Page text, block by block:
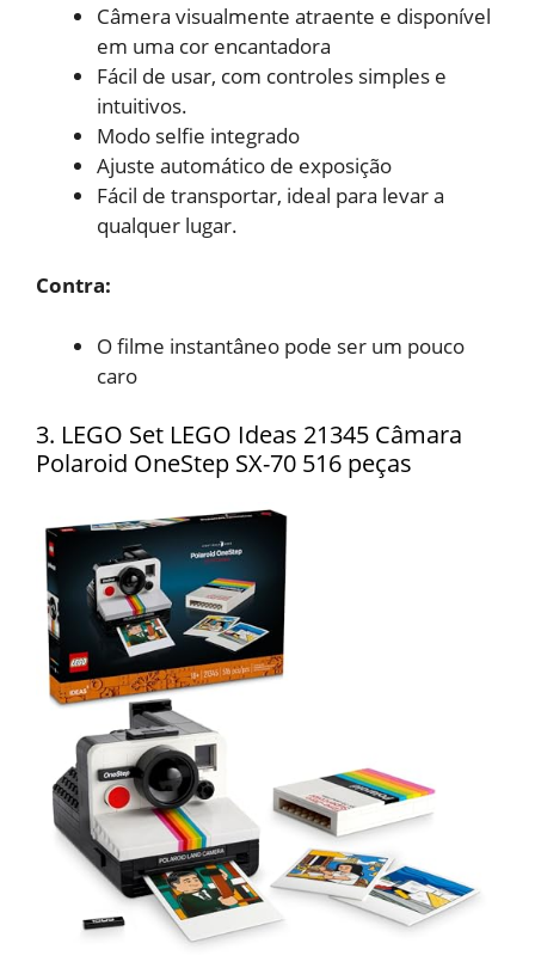
Câmera visualmente atraente e disponível
em uma cor encantadora
Fácil de usar, com controles simples e
intuitivos.
Modo selfie integrado
Ajuste automático de exposição
Fácil de transportar, ideal para levar a
qualquer lugar.
Contra:
O filme instantâneo pode ser um pouco
caro
3. LEGO Set LEGO Ideas 21345 Câmara
Polaroid OneStep SX-70 516 peças